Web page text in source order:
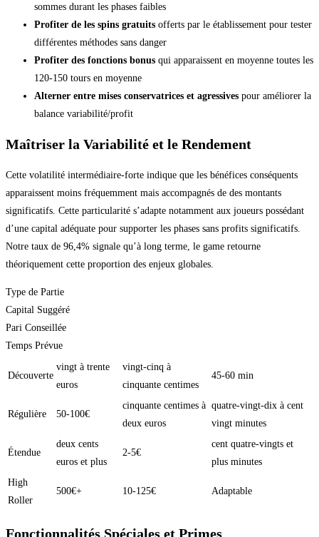
sommes durant les phases faibles
Profiter de les spins gratuits offerts par le établissement pour tester
différentes méthodes sans danger
Profiter des fonctions bonus qui apparaissent en moyenne toutes les
120-150 tours en moyenne
Alterner entre mises conservatrices et agressives pour améliorer la
balance variabilité/profit
Maîtriser la Variabilité et le Rendement
Cette volatilité intermédiaire-forte indique que les bénéfices conséquents
apparaissent moins fréquemment mais accompagnés de des montants
significatifs. Cette particularité s’adapte notamment aux joueurs possédant
d’une capital adéquate pour supporter les phases sans profits significatifs.
Notre taux de 96,4% signale qu’à long terme, le game retourne
théoriquement cette proportion des enjeux globales.
Type de Partie
Capital Suggéré
Pari Conseillée
Temps Prévue
Découverte
vingt à trente
euros
vingt-cinq à
cinquante centimes
45-60 min
Régulière 50-100€
cinquante centimes à
deux euros
quatre-vingt-dix à cent
vingt minutes
Étendue
deux cents
euros et plus
2-5€
cent quatre-vingts et
plus minutes
High
Roller
500€+ 10-125€ Adaptable
Fonctionnalités Spéciales et Primes